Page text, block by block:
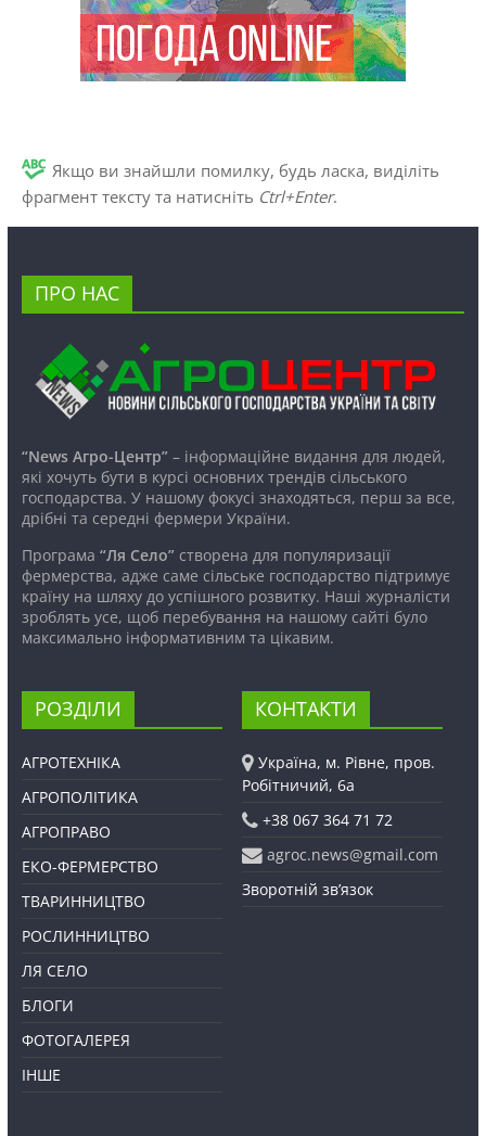
Якщо ви знайшли помилку, будь ласка, виділіть
фрагмент тексту та натисніть Ctrl+Enter.
ПРО НАС
“News Агро-Центр”– інформаційне видання для людей,
які хочуть бути в курсі основних трендів сільського
господарства. У нашому фокусі знаходяться, перш за все,
дрібні та середні фермери України.
Програма “Ля Село”створена для популяризації
фермерства, адже саме сільське господарство підтримує
країну на шляху до успішного розвитку. Наші журналісти
зроблять усе, щоб перебування на нашому сайті було
максимально інформативним та цікавим.
РОЗДІЛИ
АГРОТЕХНІКА
АГРОПОЛІТИКА
АГРОПРАВО
ЕКО-ФЕРМЕРСТВО
ТВАРИННИЦТВО
РОСЛИННИЦТВО
ЛЯ СЕЛО
БЛОГИ
ФОТОГАЛЕРЕЯ
ІНШЕ
КОНТАКТИ
Україна, м. Рівне, пров.
Робітничий, 6а
+38 067 364 71 72
agroc.news@gmail.com
Зворотній зв’язок